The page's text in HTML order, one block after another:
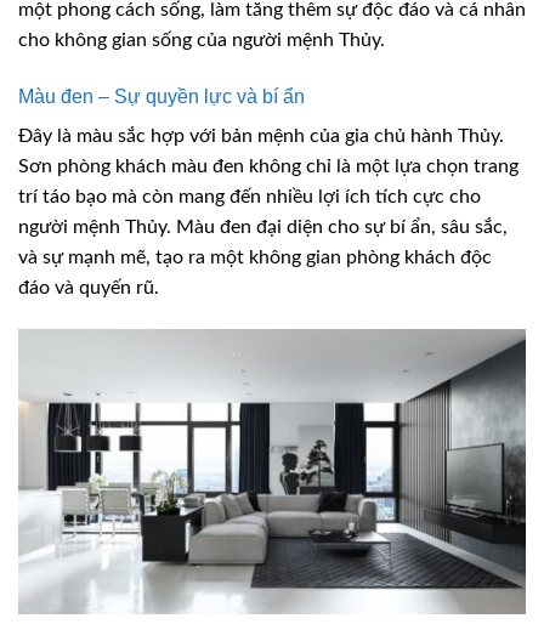
một phong cách sống, làm tăng thêm sự độc đáo và cá nhân
cho không gian sống của người mệnh Thủy.
Màu đen – Sự quyền lực và bí ẩn
Đây là màu sắc hợp với bản mệnh của gia chủ hành Thủy.
Sơn phòng khách màu đen không chỉ là một lựa chọn trang
trí táo bạo mà còn mang đến nhiều lợi ích tích cực cho
người mệnh Thủy. Màu đen đại diện cho sự bí ẩn, sâu sắc,
và sự mạnh mẽ, tạo ra một không gian phòng khách độc
đáo và quyến rũ.